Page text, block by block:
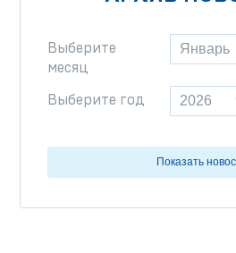
Выберите
месяц
Выберите год
Показать